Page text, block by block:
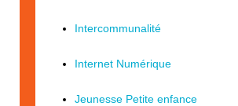
Intercommunalité
Internet Numérique
Jeunesse Petite enfance